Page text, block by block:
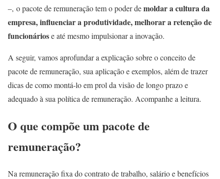
–, o pacote de remuneração tem o poder demoldar a cultura da
empresa, influenciar a produtividade, melhorar a retenção de
funcionáriose até mesmo impulsionar a inovação.
A seguir, vamos aprofundar a explicação sobre o conceito de
pacote de remuneração, sua aplicação e exemplos, além de trazer
dicas de como montá-lo em prol da visão de longo prazo e
adequado à sua política de remuneração. Acompanhe a leitura.
O que compõe um pacote de
remuneração?
Na remuneração fixa do contrato de trabalho, salário e benefícios